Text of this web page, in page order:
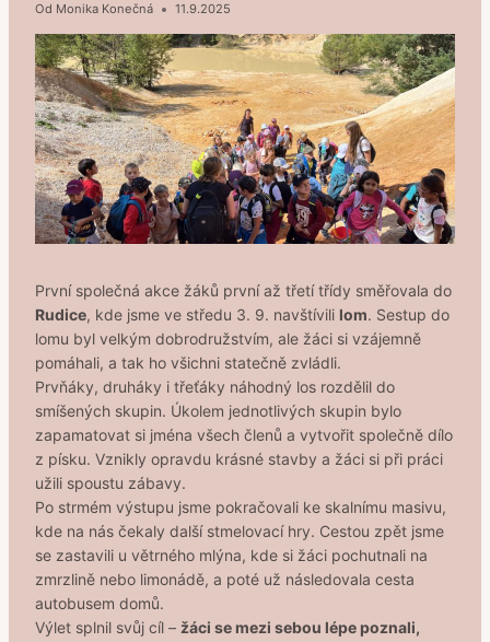
Od Monika Konečná 11.9.2025
První společná akce žáků první až třetí třídy směřovala do
Rudice, kde jsme ve středu 3. 9. navštívili lom. Sestup do
lomu byl velkým dobrodružstvím, ale žáci si vzájemně
pomáhali, a tak ho všichni statečně zvládli.
Prvňáky, druháky i třeťáky náhodný los rozdělil do
smíšených skupin. Úkolem jednotlivých skupin bylo
zapamatovat si jména všech členů a vytvořit společně dílo
z písku. Vznikly opravdu krásné stavby a žáci si při práci
užili spoustu zábavy.
Po strmém výstupu jsme pokračovali ke skalnímu masivu,
kde na nás čekaly další stmelovací hry. Cestou zpět jsme
se zastavili u větrného mlýna, kde si žáci pochutnali na
zmrzlině nebo limonádě, a poté už následovala cesta
autobusem domů.
Výlet splnil svůj cíl – žáci se mezi sebou lépe poznali,